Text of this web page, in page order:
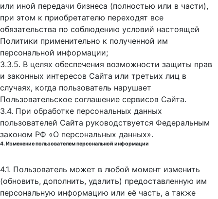
или иной передачи бизнеса (полностью или в части),
при этом к приобретателю переходят все
обязательства по соблюдению условий настоящей
Политики применительно к полученной им
персональной информации;
3.3.5. В целях обеспечения возможности защиты прав
и законных интересов Сайта или третьих лиц в
случаях, когда пользователь нарушает
Пользовательское соглашение сервисов Сайта.
3.4. При обработке персональных данных
пользователей Сайта руководствуется Федеральным
законом РФ «О персональных данных».
4. Изменение пользователем персональной информации
4.1. Пользователь может в любой момент изменить
(обновить, дополнить, удалить) предоставленную им
персональную информацию или её часть, а также